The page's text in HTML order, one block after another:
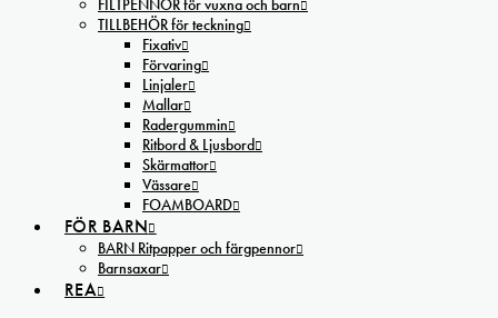
FILTPENNOR för vuxna och barn
TILLBEHÖR för teckning
Fixativ
Förvaring
Linjaler
Mallar
Radergummin
Ritbord & Ljusbord
Skärmattor
Vässare
FOAMBOARD
FÖR BARN
BARN Ritpapper och färgpennor
Barnsaxar
REA